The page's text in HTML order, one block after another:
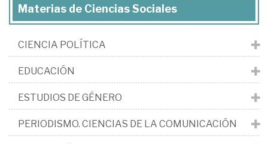
Materias de Ciencias Sociales
CIENCIA POLÍTICA
EDUCACIÓN
ESTUDIOS DE GÉNERO
PERIODISMO. CIENCIAS DE LA COMUNICACIÓN